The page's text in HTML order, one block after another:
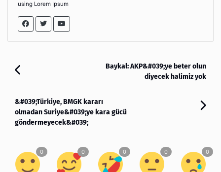
using Lorem Ipsum
Baykal: AKP&#039;ye beter olun
diyecek halimiz yok
&#039;Türkiye, BMGK kararı
olmadan Suriye&#039;ye kara gücü
göndermeyecek&#039;